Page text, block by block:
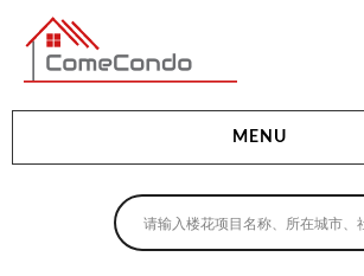
多伦多最新最全的楼花搜索引擎
MENU
地产相关